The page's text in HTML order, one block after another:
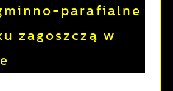
parafialne
zagoszczą w